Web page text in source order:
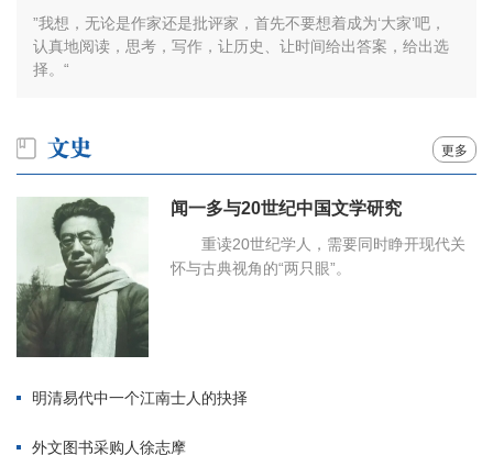
”我想，无论是作家还是批评家，首先不要想着成为‘大家’吧，
认真地阅读，思考，写作，让历史、让时间给出答案，给出选
择。“
更多
闻一多与20世纪中国文学研究
重读20世纪学人，需要同时睁开现代关
怀与古典视角的“两只眼”。
明清易代中一个江南士人的抉择
外文图书采购人徐志摩